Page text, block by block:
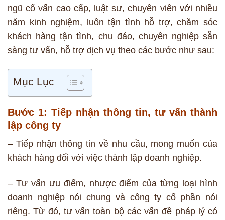
ngũ cố vấn cao cấp, luật sư, chuyên viên với nhiều
năm kinh nghiệm, luôn tận tình hỗ trợ, chăm sóc
khách hàng tận tình, chu đáo, chuyên nghiệp sẵn
sàng tư vấn, hỗ trợ dịch vụ theo các bước như sau:
Mục Lục
Bước 1: Tiếp nhận thông tin, tư vấn thành
lập công ty
– Tiếp nhận thông tin về nhu cầu, mong muốn của
khách hàng đối với việc thành lập doanh nghiệp.
– Tư vấn ưu điểm, nhược điểm của từng loại hình
doanh nghiệp nói chung và công ty cổ phần nói
riêng. Từ đó, tư vấn toàn bộ các vấn đề pháp lý có